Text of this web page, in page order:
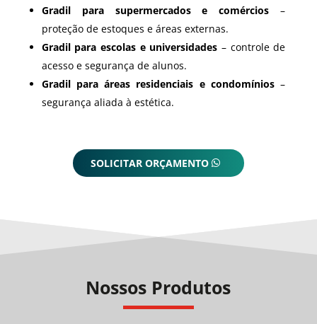
Gradil para supermercados e comércios –
proteção de estoques e áreas externas.
Gradil para escolas e universidades – controle de
acesso e segurança de alunos.
Gradil para áreas residenciais e condomínios–
segurança aliada à estética.
SOLICITAR ORÇAMENTO
Nossos Produtos